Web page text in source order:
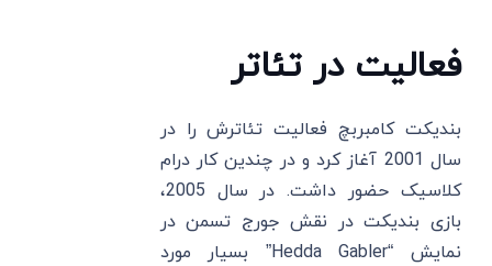
فعالیت در تئاتر
بندیکت کامبربچ فعالیت تئاترش را در
سال 2001 آغاز کرد و در چندین کار درام
کلاسیک حضور داشت. در سال 2005،
بازی بندیکت در نقش جورج تسمن در
نمایش “Hedda Gabler” بسیار مورد